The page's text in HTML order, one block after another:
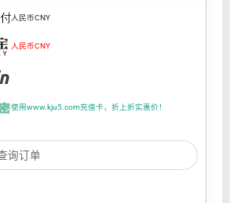
人民币CNY
人民币CNY
使用www.kju5.com充值卡，折上折实惠价！